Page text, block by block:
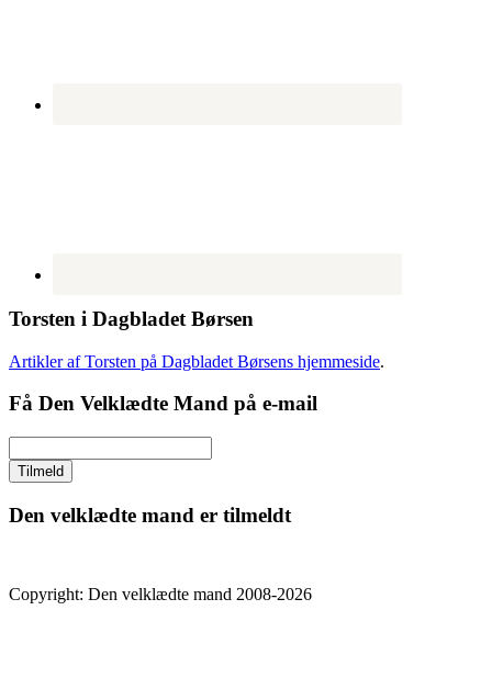
Torsten i Dagbladet Børsen
Artikler af Torsten på Dagbladet Børsens hjemmeside.
Få Den Velklædte Mand på e-mail
Den velklædte mand er tilmeldt
Copyright: Den velklædte mand 2008-2026